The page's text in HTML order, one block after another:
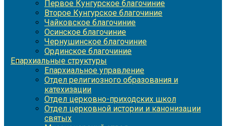
Первое Кунгурское благочиние
Второе Кунгурское благочиние
Чайковское благочиние
Осинское благочиние
Чернушинское благочиние
Ординское благочиние
Епархиальные структуры
Епархиальное управление
Отдел религиозного образования и
катехизации
Отдел церковно-приходских школ
Отдел церковной истории и канонизации
святых